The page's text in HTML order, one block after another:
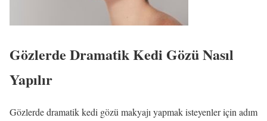
Gözlerde Dramatik Kedi Gözü Nasıl
Yapılır
Gözlerde dramatik kedi gözü makyajı yapmak isteyenler için adım